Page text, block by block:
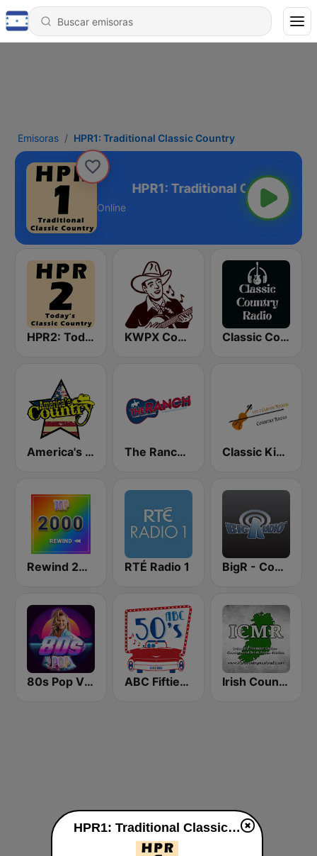
Emisoras HPR1: Traditional Classic Country
Country
Online
HPR2: Today's Classic Country KWPX Cowpoke Classic Country Music Classic Country Radio
America's Country The Ranch - Classic Country Classic Kickin' Country Radio
Rewind 2000's RTÉ Radio 1 BigR - Country Gold
80s Pop Vibes ABC Fifties (50's) Irish Country Music Radio
HPR1: Traditional Classic Country en vivo